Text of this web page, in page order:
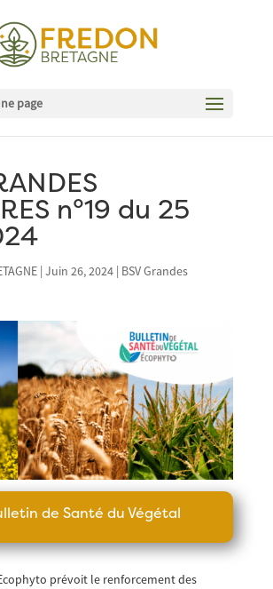
page
n°19 du 25
| Juin 26, 2024| BSV Grandes
de Santé du Végétal
prévoit le renforcement des